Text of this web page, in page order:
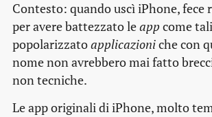
Contesto: quando uscì iPhone, fece
per avere battezzato leappcome
popolarizzatoapplicazioniche con
nome non avrebbero mai fatto
non tecniche.
Le app originali di iPhone, molto